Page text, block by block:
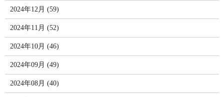
2024年12月 (59)
2024年11月 (52)
2024年10月 (46)
2024年09月 (49)
2024年08月 (40)